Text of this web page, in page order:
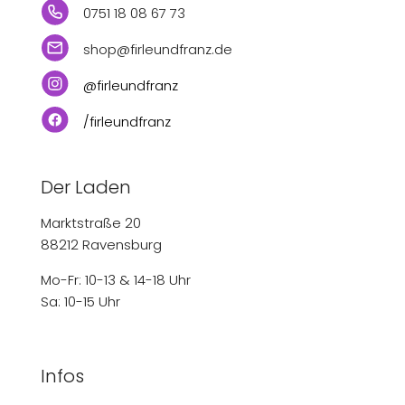
0751 18 08 67 73
shop@firleundfranz.de
@firleundfranz
/firleundfranz
Der Laden
Marktstraße 20
88212 Ravensburg
Mo-Fr: 10-13 & 14-18 Uhr
Sa: 10-15 Uhr
Infos